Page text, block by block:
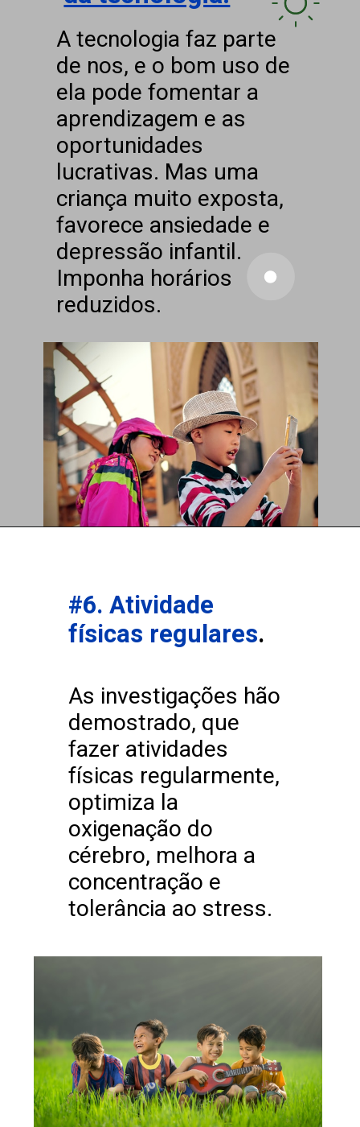
A tecnologia faz parte
de nos, e o bom uso de
ela pode fomentar a
aprendizagem e as
oportunidades
lucrativas. Mas uma
criança muito exposta,
favorece ansiedade e
depressão infantil.
Imponha horários
reduzidos.
Snorkeling in Maui
Must Do:
#6. Atividade
físicas regulares.
As investigações hão
demostrado, que
fazer atividades
físicas regularmente,
optimiza la
oxigenação do
cérebro, melhora a
concentração e
tolerância ao stress.